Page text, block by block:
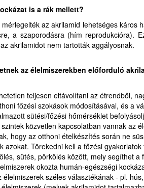
is a rák mellett?
az akrilamid lehetséges káros
a szaporodásra (hím reprodukcióra).
akrilamidot nem tartották aggályosnak.
az élelmiszerekben előforduló
teljesen eltávolítani az étrendből,
főzési szokások módosításával, és a
sütési/főzési hőmérséklet
közvetlen kapcsolatban vannak az
hogy az otthoni ételkészítés során ne
azokat. Törekedni kell a főzési
sütés, pörkölés között, mely segíthet a
okozta humán-egészségi
élelmiszerek széles választékának - pl.